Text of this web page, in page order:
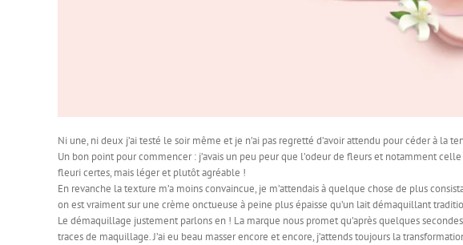
Ni une, ni deux j’ai testé le soir même et je n’ai pas regretté d’avoir attendu pour céder à la
Un bon point pour commencer : j’avais un peu peur que l’odeur de fleurs et notamment
fleuri certes, mais léger et plutôt agréable !
En revanche la texture m’a moins convaincue, je m’attendais à quelque chose de plus
on est vraiment sur une crème onctueuse à peine plus épaisse qu’un lait démaquillant
Le démaquillage justement parlons en ! La marque nous promet qu’après quelques
traces de maquillage. J’ai eu beau masser encore et encore, j’attends toujours la